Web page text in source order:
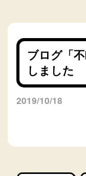
ブログ「
しました
2019/10/18